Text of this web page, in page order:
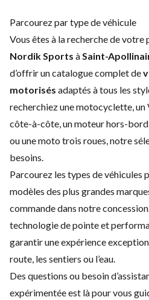
Parcourez par type de véhicule
Vous êtes à la recherche de votre
Nordik Sports à Saint-
d’offrir un catalogue complet de
motorisés adaptés à tous les
recherchiez une motocyclette, un
côte-à-côte, un moteur hors-
ou une moto trois roues, notre
besoins.
Parcourez les types de véhicules
modèles des plus grandes
commande dans notre
technologie de pointe et
garantir une expérience
route, les sentiers ou l’eau.
Des questions ou besoin
expérimentée est là pour vous